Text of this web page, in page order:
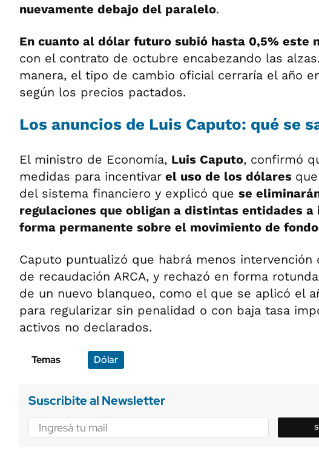
nuevamente debajo del paralelo.
En cuanto al dólar futuro subió hasta 0,5% este
con el contrato de octubre encabezando las
manera, el tipo de cambio oficial cerraría el año
según los precios pactados.
Los anuncios de Luis Caputo: qué se
El ministro de Economía, Luis Caputo, confirmó
medidas para incentivar el uso de los dólares
del sistema financiero y explicó que se
regulaciones que obligan a distintas entidades a
forma permanente sobre el movimiento de
Caputo puntualizó que habrá menos intervención
de recaudación ARCA, y rechazó en forma
de un nuevo blanqueo, como el que se aplicó el
para regularizar sin penalidad o con baja tasa
activos no declarados.
Temas Dólar
Suscribite al Newsletter